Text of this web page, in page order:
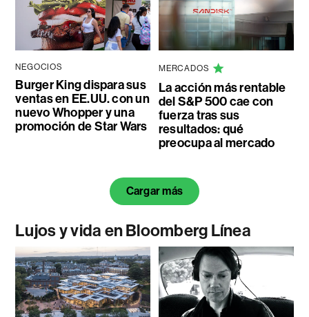
NEGOCIOS
Burger King dispara sus
ventas en EE.UU. con un
nuevo Whopper y una
promoción de Star Wars
MERCADOS
La acción más rentable
del S&P 500 cae con
fuerza tras sus
resultados: qué
preocupa al mercado
Cargar más
Lujos y vida en Bloomberg Línea